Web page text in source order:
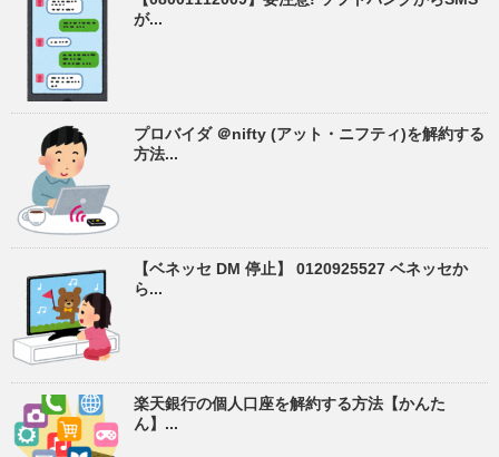
が...
プロバイダ ＠nifty (アット・ニフティ)を解約する
方法...
【ベネッセ DM 停止】 0120925527 ベネッセか
ら...
楽天銀行の個人口座を解約する方法【かんた
ん】...